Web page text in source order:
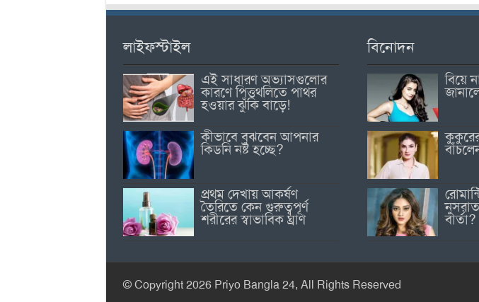
লাইফস্টাইল
এই সাধারণ অভ্যাসগুলোর
কারণে পিত্তথলিতে পাথর
হওয়ার ঝুঁকি বাড়ে!
কীভাবে বুঝবেন আপনার
কিডনি নষ্ট হচ্ছে?
প্রথম দেখায় আকর্ষণ
তৈরিতে কেন গুরুত্বপূর্ণ
শরীরের স্বাভাবিক ঘ্রাণ
বিনোদন
বিয়ে
বার্তা?
© Copyright 2026 Priyo Bangla 24, All Rights Reserved